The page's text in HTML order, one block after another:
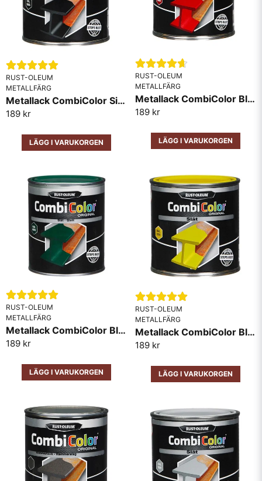
RUST-OLEUM
METALLFÄRG
Metallack CombiColor Sidenmatt Svart
189 kr
LÄGG I VARUKORGEN
RUST-OLEUM
METALLFÄRG
Metallack CombiColor Blank RAL3000 Röd
189 kr
LÄGG I VARUKORGEN
RUST-OLEUM
METALLFÄRG
Metallack CombiColor Blank RAL6005 Mörk Grön
189 kr
LÄGG I VARUKORGEN
RUST-OLEUM
METALLFÄRG
Metallack CombiColor Blank RAL1018 Gul
189 kr
LÄGG I VARUKORGEN
Ja, ni får publicera min fråga